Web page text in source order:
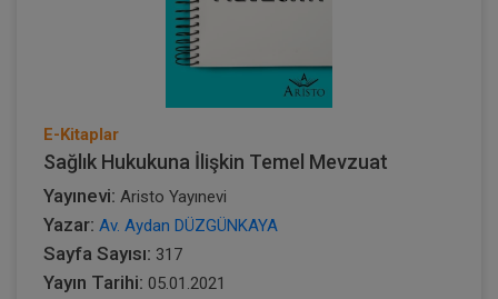
E-Kitaplar
Sağlık Hukukuna İlişkin Temel Mevzuat
Yayınevi: Aristo Yayınevi
Yazar: Av. Aydan DÜZGÜNKAYA
Sayfa Sayısı: 317
Yayın Tarihi: 05.01.2021